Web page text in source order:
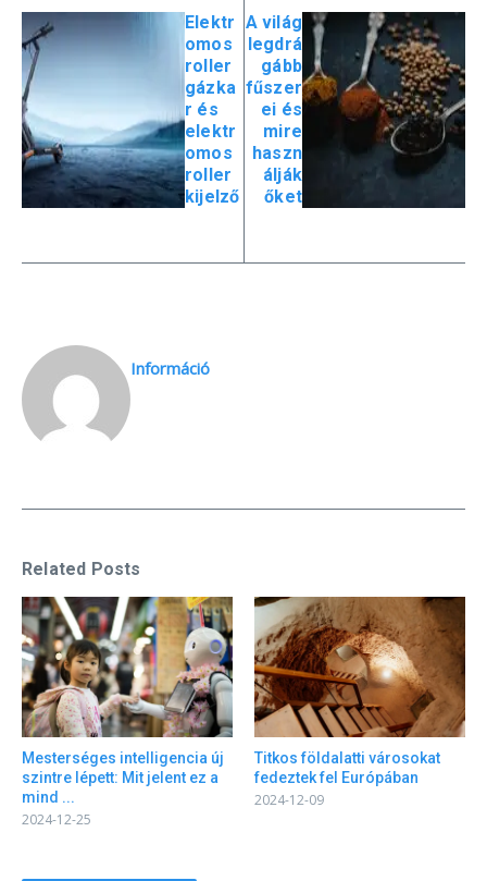
Elektr
omos
roller
gázka
r és
elektr
omos
roller
kijelző
A világ
legdrá
gább
fűszer
ei és
mire
haszn
álják
őket
Információ
Related Posts
Mesterséges intelligencia új
szintre lépett: Mit jelent ez a
mind ...
2024-12-25
Titkos földalatti városokat
fedeztek fel Európában
2024-12-09